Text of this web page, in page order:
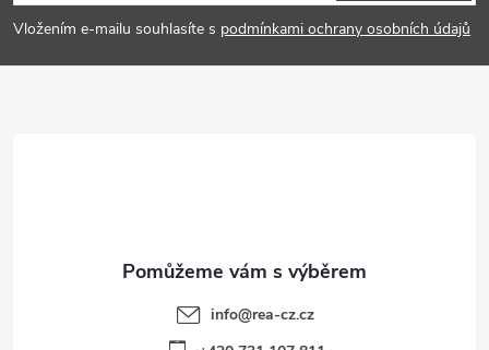
p
a
Vložením e-mailu souhlasíte s podmínkami ochrany osobních údajů
info@rea-cz.cz